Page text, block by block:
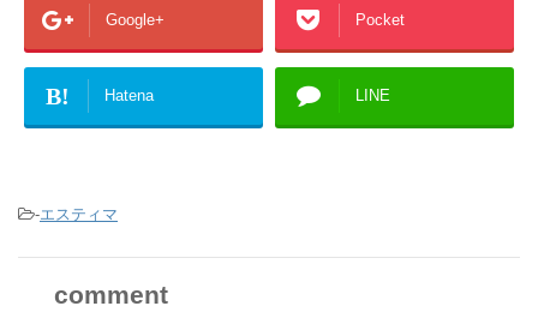
Google+ Pocket
B! Hatena LINE
-エスティマ
comment